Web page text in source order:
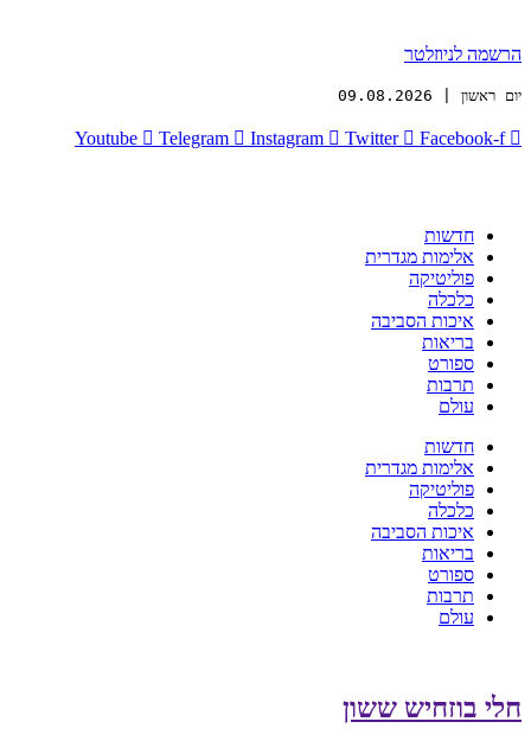
הרשמה לניוזלטר
יום ראשון | 09.08.2026
Youtube Telegram Instagram Twitter Facebook-f
חדשות
אלימות מגדרית
פוליטיקה
כלכלה
איכות הסביבה
בריאות
ספורט
תרבות
עולם
חדשות
אלימות מגדרית
פוליטיקה
כלכלה
איכות הסביבה
בריאות
ספורט
תרבות
עולם
חלי בוזחיש ששון